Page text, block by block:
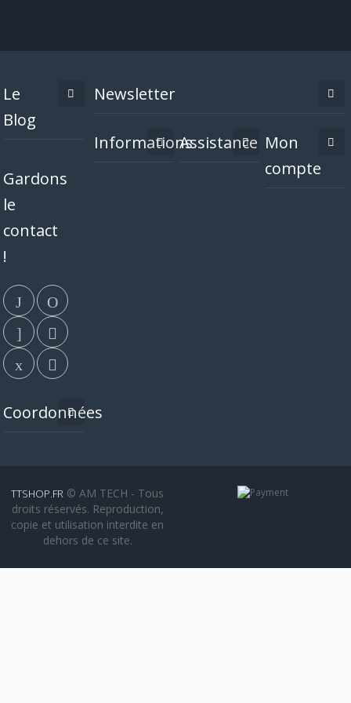
Le
Blog
Gardons
le
contact
!
Coordonnées
Newsletter
InformationsAssistance Mon
compte
TTSHOP.FR © AM TECH - Tous
droits réservés. Reproduction,
copie et utilisation interdite en
dehors de ce site.